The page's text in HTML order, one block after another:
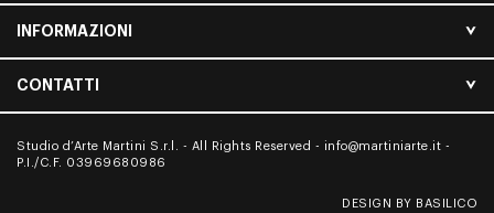
INFORMAZIONI
CONTATTI
Studio d’Arte Martini S.r.l. - All Rights Reserved - info@martiniarte.it -
P.I./C.F. 03969680986
DESIGN BY BASILICO